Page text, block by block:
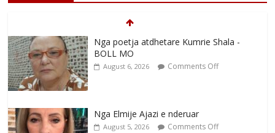
Nga poetja atdhetare Kumrie Shala -
BOLL MO
August 6, 2026 Comments Off
Nga Elmije Ajazi e nderuar
August 5, 2026 Comments Off